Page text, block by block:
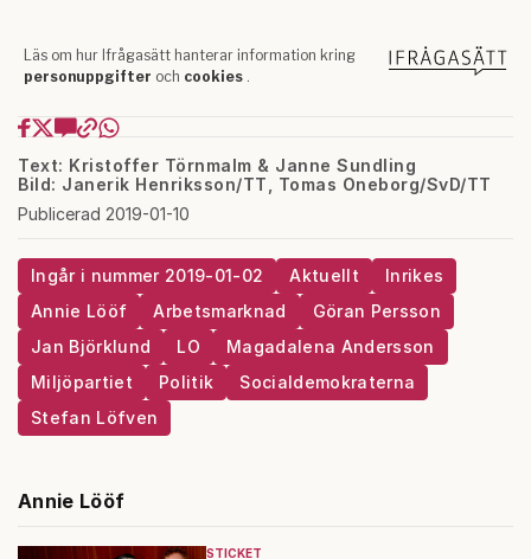
Text: Kristoffer Törnmalm & Janne Sundling
Bild: Janerik Henriksson/TT, Tomas Oneborg/SvD/TT
Publicerad 2019-01-10
Ingår i nummer 2019-01-02 Aktuellt
Inrikes
Annie Lööf
Arbetsmarknad
Göran Persson
Jan Björklund
LO
Magadalena Andersson
Miljöpartiet
Politik
Socialdemokraterna
Stefan Löfven
Annie Lööf
STICKET